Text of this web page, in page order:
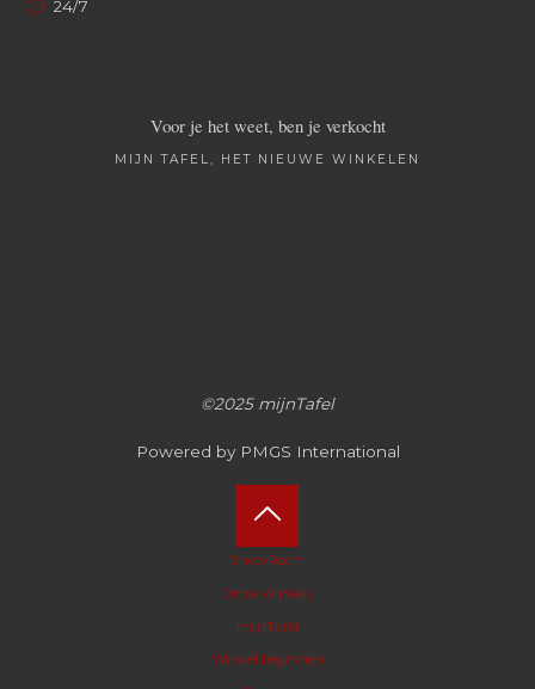
24/7
Voor je het weet, ben je verkocht
MIJN TAFEL, HET NIEUWE WINKELEN
©2025 mijnTafel
Powered by PMGS International
ShowRoom
Onze Winkels
mijnTafel
Winkel beginnen
Terug
naar
boven